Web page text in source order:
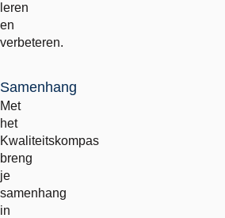
leren
en
verbeteren.
Samenhang
Met
het
Kwaliteitskompas
breng
je
samenhang
in